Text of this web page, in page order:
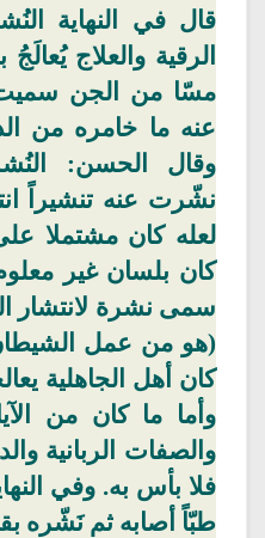
قال في النهاية
الرقية والعلاج
مسّا من الجن سميت
عنه ما خامره من
وقال الحسن:
نشّرت عنه تنشيراً
لعله كان مشتملا
كان بلسان غير
سمى نشرة لانتشار
(هو من عمل
كان أهل الجاهلية
وأما ما كان من
والصفات الربانية
فلا بأس به. وفي
طبّاً أصابه ثم نَشّره